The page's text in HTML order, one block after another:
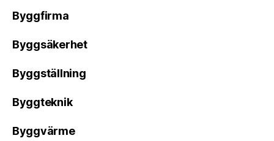
Byggfirma
Byggsäkerhet
Byggställning
Byggteknik
Byggvärme